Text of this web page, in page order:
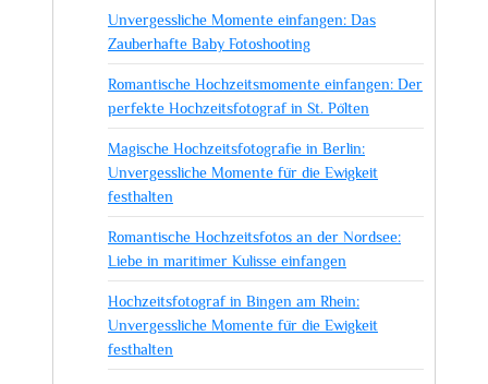
Unvergessliche Momente einfangen: Das
Zauberhafte Baby Fotoshooting
Romantische Hochzeitsmomente einfangen: Der
perfekte Hochzeitsfotograf in St. Pölten
Magische Hochzeitsfotografie in Berlin:
Unvergessliche Momente für die Ewigkeit
festhalten
Romantische Hochzeitsfotos an der Nordsee:
Liebe in maritimer Kulisse einfangen
Hochzeitsfotograf in Bingen am Rhein:
Unvergessliche Momente für die Ewigkeit
festhalten